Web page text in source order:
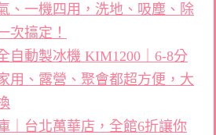
、一機四用，洗地、吸塵、除
次搞定！
自動製冰機 KIM1200｜6-8分
用、露營、聚會都超方便，大
｜台北萬華店，全館6折讓你